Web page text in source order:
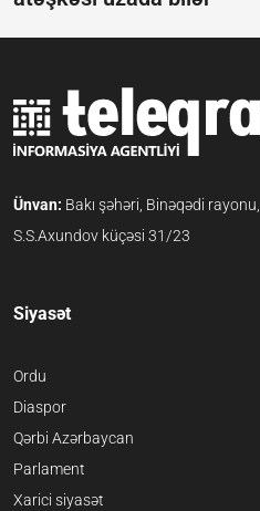
Ünvan: Bakı şəhəri, Binəqədi rayonu,
S.S.Axundov küçəsi 31/23
Siyasət
Ordu
Diaspor
Qərbi Azərbaycan
Parlament
Xarici siyasət